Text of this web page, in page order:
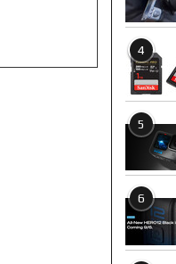
4
5
6